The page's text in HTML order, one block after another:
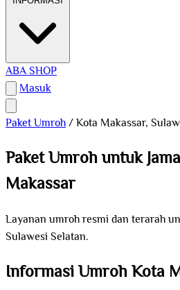
ABA SHOP
Masuk
Paket Umroh/Kota Makassar,
Paket Umroh untuk
Makassar
Layanan umroh resmi dan terarah
Sulawesi Selatan.
Informasi Umroh Kota